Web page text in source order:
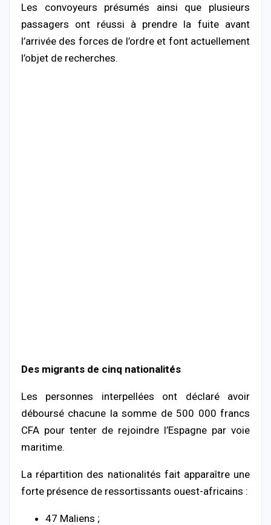
Les convoyeurs présumés ainsi que plusieurs
passagers ont réussi à prendre la fuite avant
l’arrivée des forces de l’ordre et font actuellement
l’objet de recherches.
Des migrants de cinq nationalités
Les personnes interpellées ont déclaré avoir
déboursé chacune la somme de 500 000 francs
CFA pour tenter de rejoindre l’Espagne par voie
maritime.
La répartition des nationalités fait apparaître une
forte présence de ressortissants ouest-africains :
47 Maliens ;